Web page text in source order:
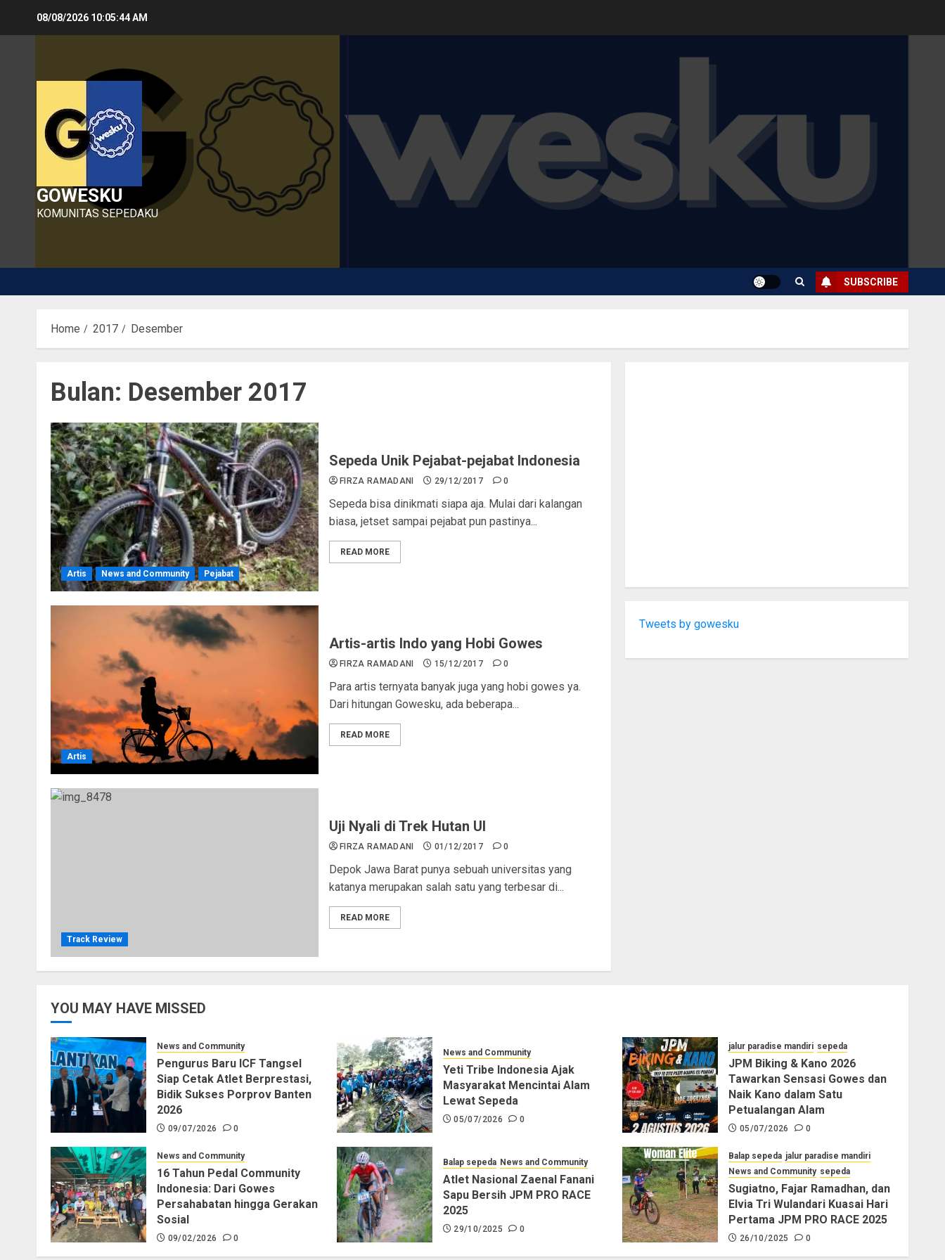
08/08/2026 10:05:45 AM
GOWESKU
KOMUNITAS SEPEDAKU
SUBSCRIBE
Home 2017 Desember
Bulan: Desember 2017
Artis News and Community Pejabat
Sepeda Unik Pejabat-pejabat Indonesia
FIRZA RAMADANI 29/12/2017 0
Sepeda bisa dinikmati siapa aja. Mulai dari kalangan
biasa, jetset sampai pejabat pun pastinya...
READ MORE
Artis
Artis-artis Indo yang Hobi Gowes
FIRZA RAMADANI 15/12/2017 0
Para artis ternyata banyak juga yang hobi gowes ya.
Dari hitungan Gowesku, ada beberapa...
READ MORE
Track Review
Uji Nyali di Trek Hutan UI
FIRZA RAMADANI 01/12/2017 0
Depok Jawa Barat punya sebuah universitas yang
katanya merupakan salah satu yang terbesar di...
READ MORE
Tweets by gowesku
YOU MAY HAVE MISSED
News and Community
Pengurus Baru ICF Tangsel
Siap Cetak Atlet Berprestasi,
Bidik Sukses Porprov Banten
2026
09/07/2026 0
News and Community
Yeti Tribe Indonesia Ajak
Masyarakat Mencintai Alam
Lewat Sepeda
05/07/2026 0
jalur paradise mandiri sepeda
JPM Biking & Kano 2026
Tawarkan Sensasi Gowes dan
Naik Kano dalam Satu
Petualangan Alam
05/07/2026 0
News and Community
16 Tahun Pedal Community
Indonesia: Dari Gowes
Persahabatan hingga Gerakan
Sosial
09/02/2026 0
Balap sepeda News and Community
Atlet Nasional Zaenal Fanani
Sapu Bersih JPM PRO RACE
2025
29/10/2025 0
Balap sepeda jalur paradise mandiri
News and Community sepeda
Sugiatno, Fajar Ramadhan, dan
Elvia Tri Wulandari Kuasai Hari
Pertama JPM PRO RACE 2025
26/10/2025 0